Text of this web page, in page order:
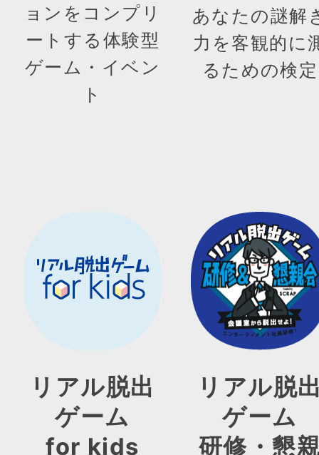
ョンをコンプリ
ートする体験型
ゲーム・イベン
ト
あなたの謎解
力を客観的に
るための検定
リアル脱出
ゲーム
for kids
リアル脱
ゲーム
研修・懇